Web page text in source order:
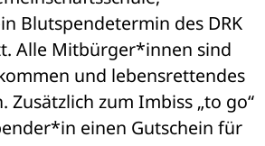
Blutspendetermin des DRK
Alle Mitbürger*innen sind
und lebensrettendes
Zusätzlich zum Imbiss „to go“
einen Gutschein für